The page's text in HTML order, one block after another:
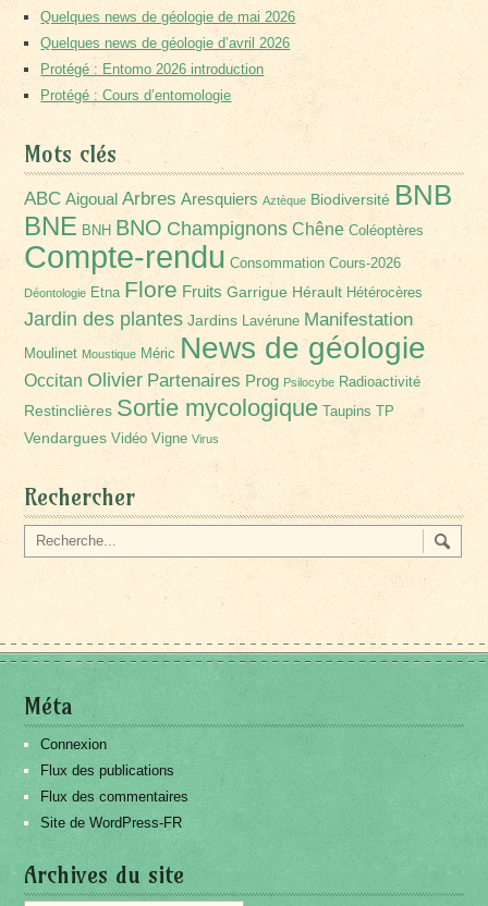
Quelques news de géologie de mai 2026
Quelques news de géologie d’avril 2026
Protégé : Entomo 2026 introduction
Protégé : Cours d’entomologie
Mots clés
ABC Aigoual Arbres Aresquiers Aztèque Biodiversité BNB
BNE BNH BNO Champignons Chêne Coléoptères
Compte-rendu Consommation Cours-2026
Déontologie Etna Flore Fruits Garrigue Hérault Hétérocères
Jardin des plantes Jardins Lavérune Manifestation
Moulinet Moustique Méric News de géologie
Occitan Olivier Partenaires Prog Psilocybe Radioactivité
Restinclières Sortie mycologique Taupins TP
Vendargues Vidéo Vigne Virus
Rechercher
Méta
Connexion
Flux des publications
Flux des commentaires
Site de WordPress-FR
Archives du site